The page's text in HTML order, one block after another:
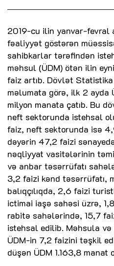
2019-cu ilin yanvar-fevral
fəaliyyət göstərən
sahibkarlar tərəfindən
məhsul (ÜDM) ötən ilin
faiz artıb. Dövlət
məlumata görə, ilk 2 ayda
milyon manata çatıb. Bu
neft sektorunda istehsal
faiz, neft sektorunda isə
dəyərin 47,2 faizi
nəqliyyat vasitələrinin
və anbar təsərrüfatı
3,2 faizi kənd təsərrüfatı,
balıqçılıqda, 2,6 faizi
ictimai iaşə sahəsi üzrə,
rabitə sahələrində, 15,7
istehsal edilib. Məhsula
ÜDM-in 7,2 faizini təşkil
düşən ÜDM 1.163,8 manat